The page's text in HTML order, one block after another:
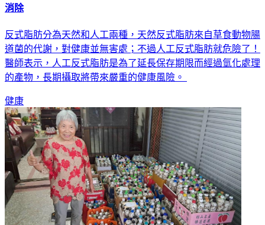
消除
反式脂肪分為天然和人工兩種，天然反式脂肪來自草食動物腸
道菌的代謝，對健康並無害處；不過人工反式脂肪就危險了！
醫師表示，人工反式脂肪是為了延長保存期限而經過氫化處理
的產物，長期攝取將帶來嚴重的健康風險。
健康